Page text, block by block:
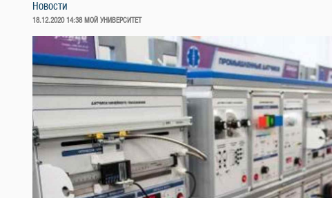
Новости
ОПУБЛИКОВАНО
18.12.2020 14:38 МОЙ УНИВЕРСИТЕТ